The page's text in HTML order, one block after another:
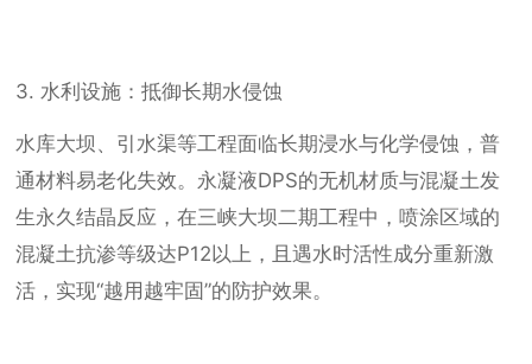
3. 水利设施：抵御长期水侵蚀
水库大坝、引水渠等工程面临长期浸水与化学侵蚀，普
通材料易老化失效。永凝液DPS的无机材质与混凝土发
生永久结晶反应，在三峡大坝二期工程中，喷涂区域的
混凝土抗渗等级达P12以上，且遇水时活性成分重新激
活，实现“越用越牢固”的防护效果。